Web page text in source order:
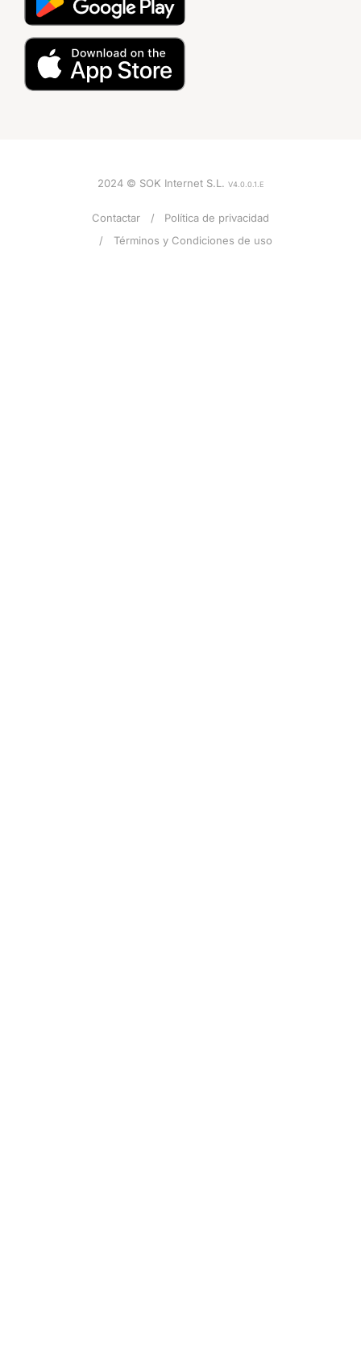
2024 © SOK Internet S.L. V4.0.0.1.E
Contactar
Política de privacidad
Términos y Condiciones de uso